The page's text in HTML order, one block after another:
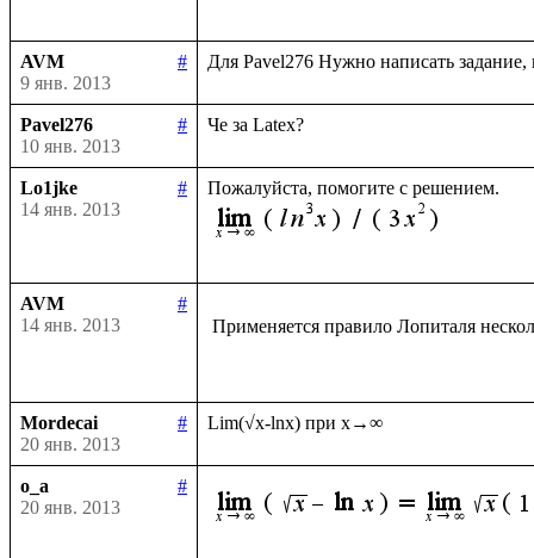
AVM
#
9 янв. 2013
Pavel276
#
10 янв. 2013
Lo1jke
#
14 янв. 2013
AVM
#
14 янв. 2013
Применяется правило Лопиталя
Mordecai
#
20 янв. 2013
o_a
#
20 янв. 2013